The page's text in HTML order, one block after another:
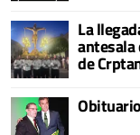
La
antesala
de